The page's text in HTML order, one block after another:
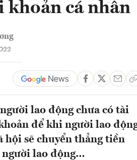
khoản cá nhân
lao động chưa có tài
để khi người lao
hội sẽ chuyển thẳng tiền
người lao động…